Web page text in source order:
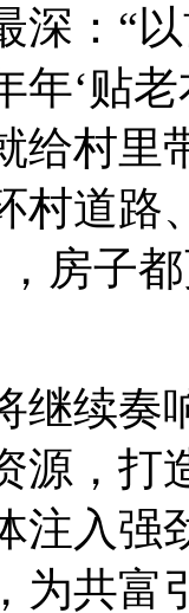
深：“
年‘贴
给村里
村道路
房子
继续奏
源，打
注入强
为共富